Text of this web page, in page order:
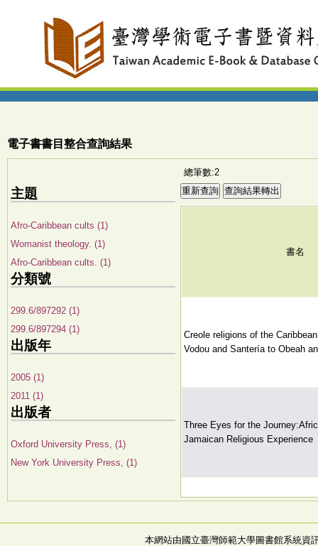
電子書書目整合查詢結果
主題
Afro-Caribbean cults (1)
Womanist theology. (1)
Afro-Caribbean cults. (1)
分類號
299.6/897292 (1)
299.6/897294 (1)
出版年
2005 (1)
2011 (1)
出版者
Oxford University Press, (1)
New York University Press, (1)
總筆數:2
書名
Creole religions of the
Vodou and Santería to Obeah
Three Eyes for the
Jamaican Religious Experience
本網站由國立臺灣師範大學圖書館系統資